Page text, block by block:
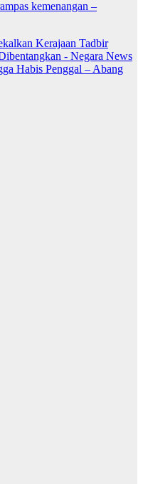
kemenangan –
Kerajaan Tadbir
- Negara News
Habis Penggal – Abang